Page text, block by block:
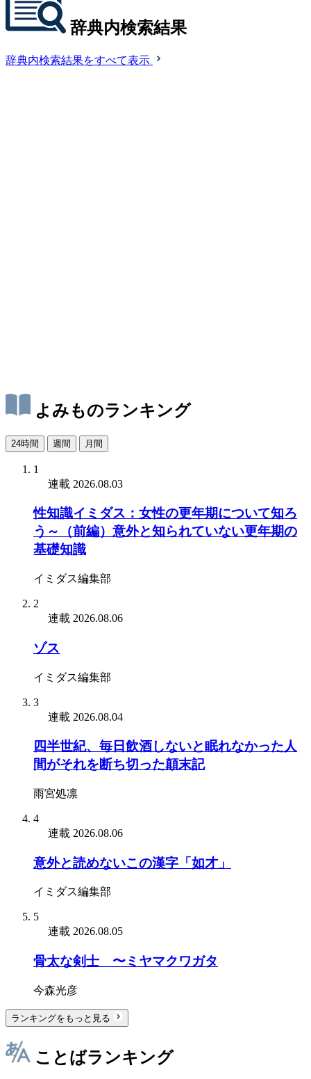
辞典内検索結果
辞典内検索結果をすべて表示
よみものランキング
24時間 週間 月間
1
連載 2026.08.03
性知識イミダス：女性の更年期について知ろ
う～（前編）意外と知られていない更年期の
基礎知識
イミダス編集部
2
連載 2026.08.06
ゾス
イミダス編集部
3
連載 2026.08.04
四半世紀、毎日飲酒しないと眠れなかった人
間がそれを断ち切った顛末記
雨宮処凛
4
連載 2026.08.06
意外と読めないこの漢字「如才」
イミダス編集部
5
連載 2026.08.05
骨太な剣士 〜ミヤマクワガタ
今森光彦
ランキングをもっと見る
ことばランキング